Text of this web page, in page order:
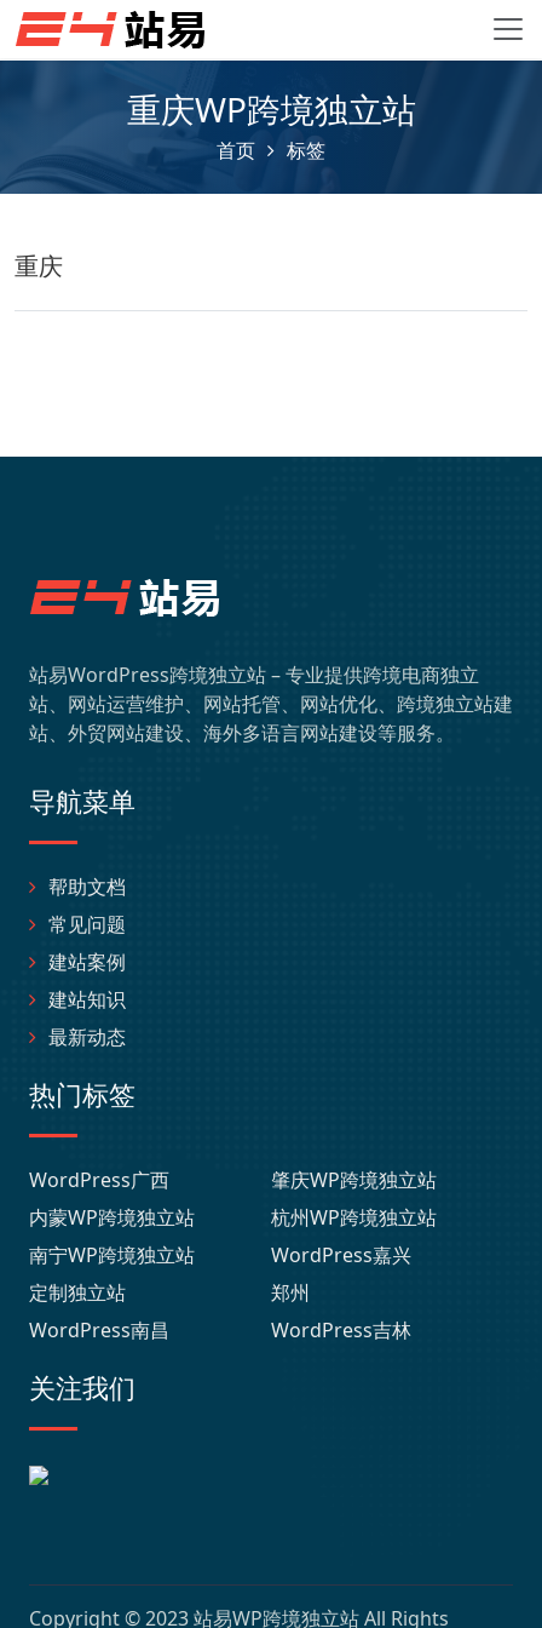
重庆WP跨境独立站
首页 标签
重庆
站易WordPress跨境独立站 – 专业提供跨境电商独立
站、网站运营维护、网站托管、网站优化、跨境独立站建
站、外贸网站建设、海外多语言网站建设等服务。
导航菜单
帮助文档
常见问题
建站案例
建站知识
最新动态
热门标签
WordPress广西
肇庆WP跨境独立站
内蒙WP跨境独立站
杭州WP跨境独立站
南宁WP跨境独立站
WordPress嘉兴
定制独立站
郑州
WordPress南昌
WordPress吉林
关注我们
Copyright © 2023站易WP跨境独立站All Rights